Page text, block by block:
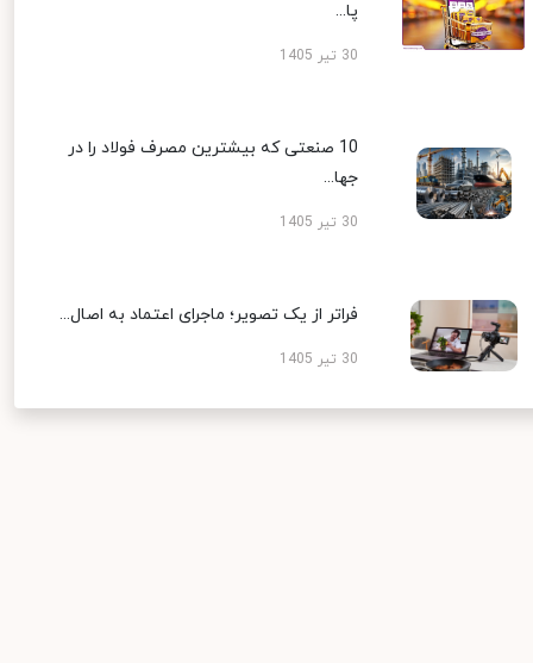
پا...
30 تیر 1405
10 صنعتی که بیشترین مصرف فولاد را در
جها...
30 تیر 1405
فراتر از یک تصویر؛ ماجرای اعتماد به اصال...
30 تیر 1405